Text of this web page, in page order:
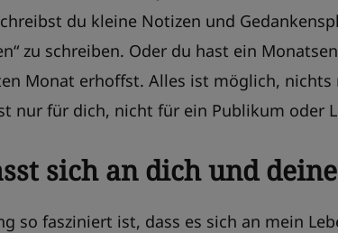
du kleine Notizen und
zu schreiben. Oder du hast ein
Monat erhoffst. Alles ist möglich, nichts
nur für dich, nicht für ein Publikum oder
sich an dich und
so fasziniert ist, dass es sich an mein